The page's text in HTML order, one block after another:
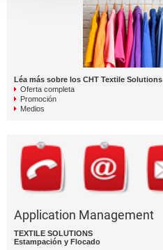
Léa más sobre los CHT Textile Solutions
Oferta completa
Promoción
Medios
Application Management
TEXTILE SOLUTIONS
Estampación y Flocado